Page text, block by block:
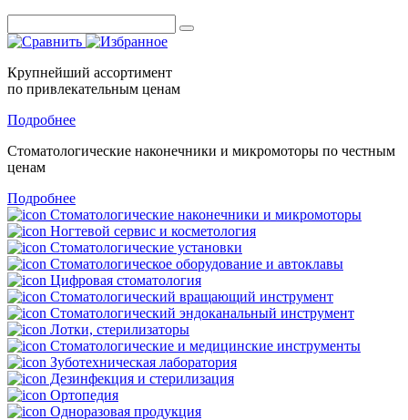
Крупнейший ассортимент
по привлекательным ценам
Подробнее
Стоматологические наконечники и микромоторы по честным
ценам
Подробнее
Стоматологические наконечники и микромоторы
Ногтевой сервис и косметология
Стоматологические установки
Стоматологическое оборудование и автоклавы
Цифровая стоматология
Стоматологический вращающий инструмент
Стоматологический эндоканальный инструмент
Лотки, стерилизаторы
Стоматологические и медицинские инструменты
Зуботехническая лаборатория
Дезинфекция и стерилизация
Ортопедия
Одноразовая продукция